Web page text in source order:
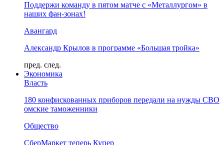
Поддержи команду в пятом матче с «Металлургом» в
наших фан-зонах!
Авангард
Александр Крылов в программе «Большая тройка»
пред. след.
Экономика
Власть
180 конфискованных приборов передали на нужды СВО
омские таможенники
Общество
СберМаркет теперь Купер